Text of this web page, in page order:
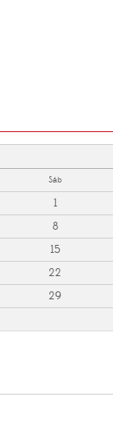
Sáb
1
8
15
22
29